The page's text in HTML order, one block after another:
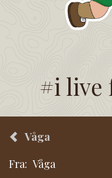
#i live
Våga
Fra: Våga